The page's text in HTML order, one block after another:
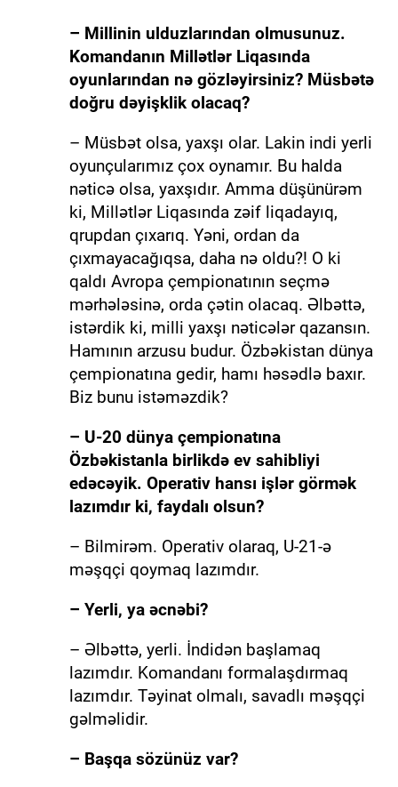
– Millinin ulduzlarından olmusunuz.
Komandanın Millətlər Liqasında
oyunlarından nə gözləyirsiniz? Müsbətə
doğru dəyişklik olacaq?
– Müsbət olsa, yaxşı olar. Lakin indi yerli
oyunçularımız çox oynamır. Bu halda
nəticə olsa, yaxşıdır. Amma düşünürəm
ki, Millətlər Liqasında zəif liqadayıq,
qrupdan çıxarıq. Yəni, ordan da
çıxmayacağıqsa, daha nə oldu?! O ki
qaldı Avropa çempionatının seçmə
mərhələsinə, orda çətin olacaq. Əlbəttə,
istərdik ki, milli yaxşı nəticələr qazansın.
Hamının arzusu budur. Özbəkistan dünya
çempionatına gedir, hamı həsədlə baxır.
Biz bunu istəməzdik?
– U-20 dünya çempionatına
Özbəkistanla birlikdə ev sahibliyi
edəcəyik. Operativ hansı işlər görmək
lazımdır ki, faydalı olsun?
– Bilmirəm. Operativ olaraq, U-21-ə
məşqçi qoymaq lazımdır.
– Yerli, ya əcnəbi?
– Əlbəttə, yerli. İndidən başlamaq
lazımdır. Komandanı formalaşdırmaq
lazımdır. Təyinat olmalı, savadlı məşqçi
gəlməlidir.
– Başqa sözünüz var?